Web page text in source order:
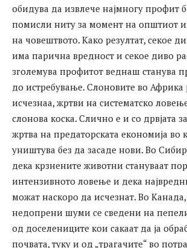
обидува да извлече најмногу профит
помисли ниту за момент на општиот
на човештвото. Како резултат, секое
има парична вредност и секое диво
зголемува профитот веднаш станува
до истребување. Слоновите во Африка
исчезнаа, жртви на систематско
слонова коска. Слично е и со дрвјата
жртва на предаторската економија во
уништува без да засаде нови. Во
дека крзнените животни стануваат
интензивното ловење и дека
можат наскоро да исчезнат. Во
недопрени шуми се сведени на
од доселениците кои сакаат да ја
почвата, туку и од „трагачите“ во